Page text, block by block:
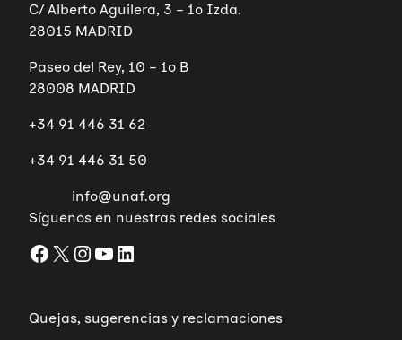
C/ Alberto Aguilera, 3 – 1º Izda.
28015 MADRID
Paseo del Rey, 10 – 1º B
28008 MADRID
+34 91 446 31 62
+34 91 446 31 50
info@unaf.org
Síguenos en nuestras redes sociales
Facebook X InstagramYouTube LinkedIn
Quejas, sugerencias y reclamaciones